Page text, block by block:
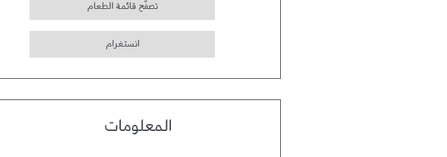
تصفّح قائمة الطعام
انستغرام
المعلومات